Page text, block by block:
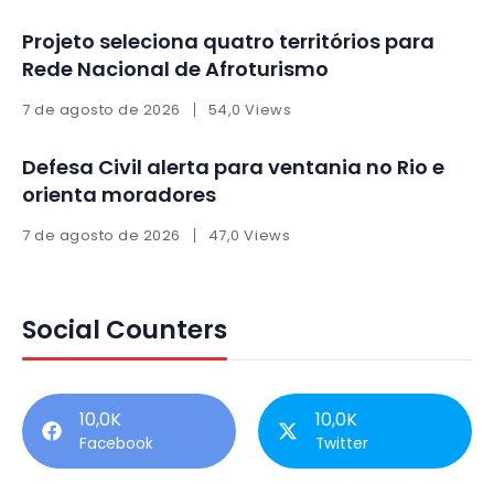
Projeto seleciona quatro territórios para
Rede Nacional de Afroturismo
7 de agosto de 2026 54,0 Views
Defesa Civil alerta para ventania no Rio e
orienta moradores
7 de agosto de 2026 47,0 Views
Social Counters
10,0K
Facebook
10,0K
Twitter